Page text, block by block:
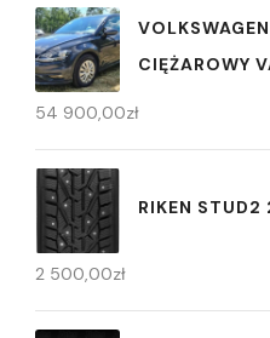
CIĘŻAROWY
54 900,00zł
RIKEN
2 500,00zł